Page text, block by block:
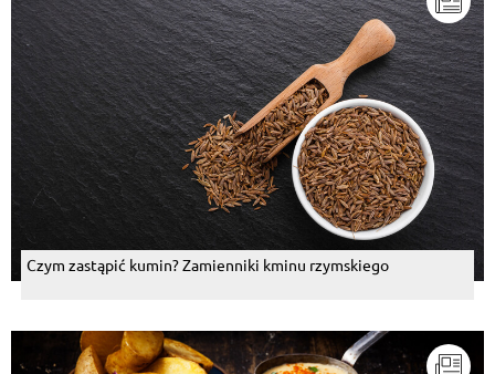
Czym zastąpić kumin? Zamienniki kminu rzymskiego